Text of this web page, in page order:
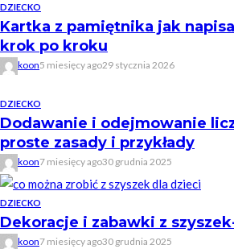
DZIECKO
Kartka z pamiętnika jak
krok po kroku
koon5 miesięcy ago29 stycznia 2026
DZIECKO
Dodawanie i odejmowanie
proste zasady i przykłady
koon7 miesięcy ago30 grudnia 2025
DZIECKO
Dekoracje i zabawki z
koon7 miesięcy ago30 grudnia 2025